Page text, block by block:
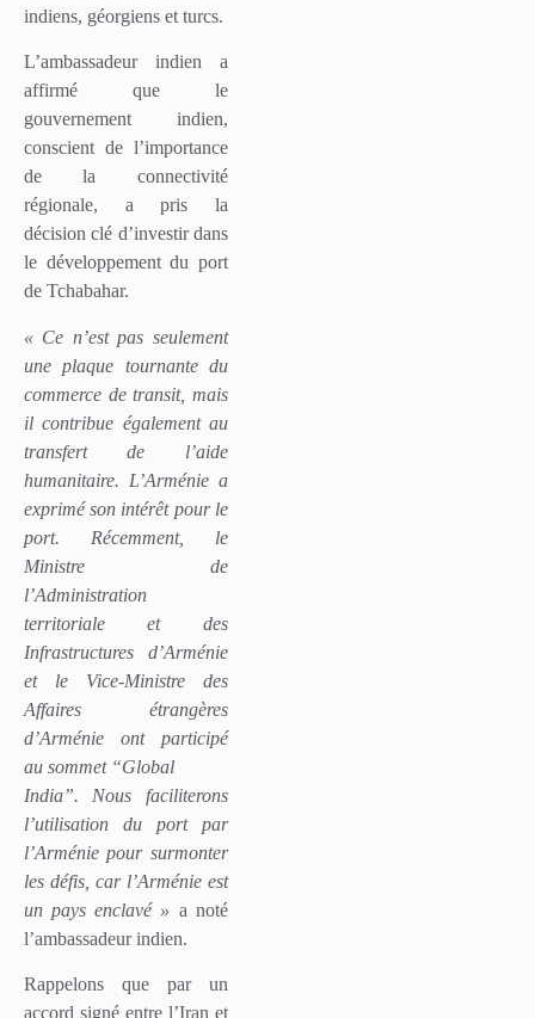
indiens, géorgiens et turcs.
L’ambassadeur indien a
affirmé que le
gouvernement indien,
conscient de l’importance
de la connectivité
régionale, a pris la
décision clé d’investir dans
le développement du port
de Tchabahar.
« Ce n’est pas seulement
une plaque tournante du
commerce de transit, mais
il contribue également au
transfert de l’aide
humanitaire. L’Arménie a
exprimé son intérêt pour le
port. Récemment, le
Ministre de
l’Administration
territoriale et des
Infrastructures d’Arménie
et le Vice-Ministre des
Affaires étrangères
d’Arménie ont participé
au sommet “Global
India”. Nous faciliterons
l’utilisation du port par
l’Arménie pour surmonter
les défis, car l’Arménie est
un pays enclavé » a noté
l’ambassadeur indien.
Rappelons que par un
accord signé entre l’Iran et